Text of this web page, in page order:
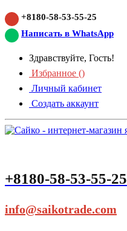
+8180-58-53-55-25
Написать в WhatsApp
Здравствуйте, Гость!
Избранное ()
Личный кабинет
Создать аккаунт
+8180-58-53-55-25
info@saikotrade.com